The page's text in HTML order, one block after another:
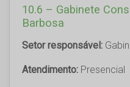
10.6 – Gabinete
Barbosa
Setor responsável:
Atendimento: Presencial